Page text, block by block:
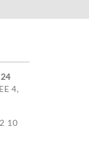
4,
10